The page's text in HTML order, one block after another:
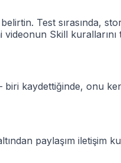
Test sırasında,
Skill kurallarını
kaydettiğinde, onu
paylaşım iletişim